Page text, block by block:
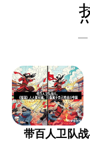
—
带百人卫队